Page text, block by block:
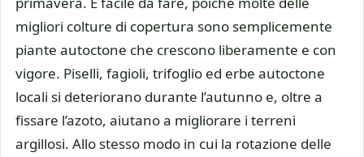
migliori colture di copertura sono semplicemente
piante autoctone che crescono liberamente e con
vigore. Piselli, fagioli, trifoglio ed erbe autoctone
locali si deteriorano durante l’autunno e, oltre a
fissare l’azoto, aiutano a migliorare i terreni
argillosi. Allo stesso modo in cui la rotazione delle